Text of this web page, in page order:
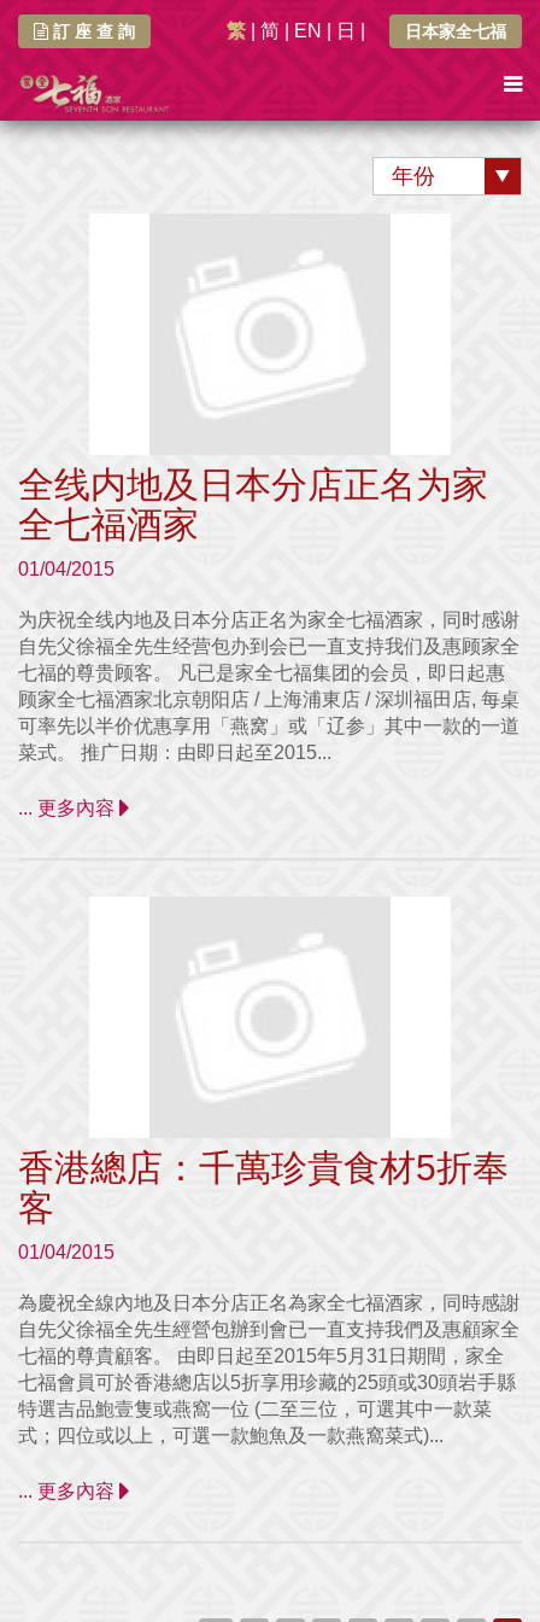
日本家全七福
繁 简 EN 日
訂 座 查 詢
年份
全线内地及日本分店正名为家
全七福酒家
01/04/2015
为庆祝全线内地及日本分店正名为家全七福酒家，同时感谢
自先父徐福全先生经营包办到会已一直支持我们及惠顾家全
七福的尊贵顾客。 凡已是家全七福集团的会员，即日起惠
顾家全七福酒家北京朝阳店 / 上海浦東店 / 深圳福田店, 每桌
可率先以半价优惠享用「燕窝」或「辽参」其中一款的一道
菜式。 推广日期：由即日起至2015...
... 更多內容
香港總店：千萬珍貴食材5折奉
客
01/04/2015
為慶祝全線內地及日本分店正名為家全七福酒家，同時感謝
自先父徐福全先生經營包辦到會已一直支持我們及惠顧家全
七福的尊貴顧客。 由即日起至2015年5月31日期間，家全
七福會員可於香港總店以5折享用珍藏的25頭或30頭岩手縣
特選吉品鮑壹隻或燕窩一位 (二至三位，可選其中一款菜
式；四位或以上，可選一款鮑魚及一款燕窩菜式)...
... 更多內容